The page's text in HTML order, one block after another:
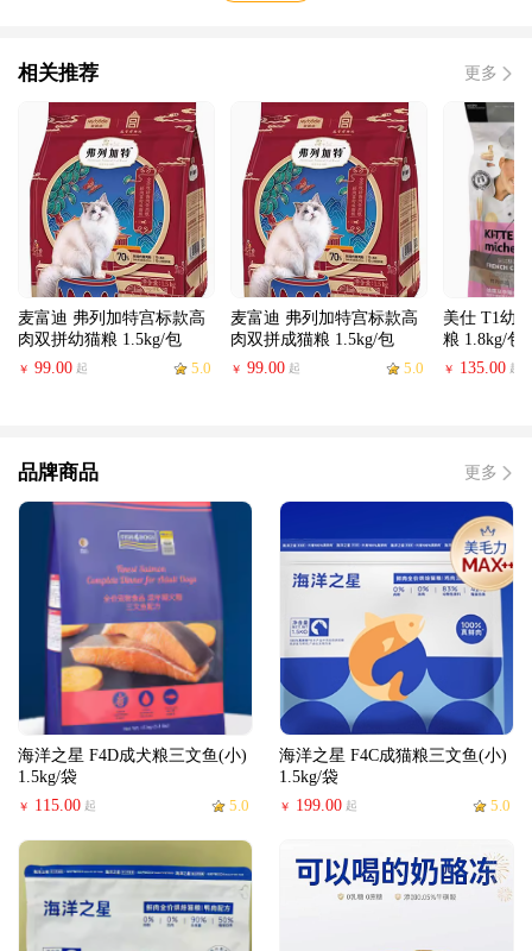
相关推荐 更多
麦富迪 弗列加特宫标款高
肉双拼幼猫粮 1.5kg/包
￥ 99.00 起 5.0
麦富迪 弗列加特宫标款高
肉双拼成猫粮 1.5kg/包
￥ 99.00 起 5.0
美仕 T1幼
粮 1.8kg/包
￥ 135.00 起
品牌商品 更多
海洋之星 F4D成犬粮三文鱼(小)
1.5kg/袋
￥ 115.00 起 5.0
海洋之星 F4C成猫粮三文鱼(小)
1.5kg/袋
￥ 199.00 起 5.0